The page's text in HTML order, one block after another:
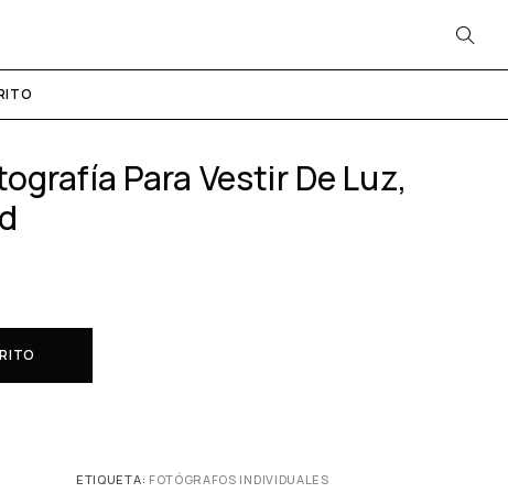
Para Vestir De Luz,
ETIQUETA: FOTÓGRAFOS INDIVIDUALES